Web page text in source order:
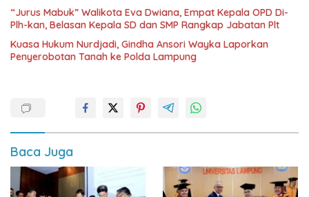
“Jurus Mabuk” Walikota Eva Dwiana, Empat Kepala OPD Di-
Plh-kan, Belasan Kepala SD dan SMP Rangkap Jabatan Plt
Kuasa Hukum Nurdjadi, Gindha Ansori Wayka Laporkan
Penyerobotan Tanah ke Polda Lampung
Baca Juga